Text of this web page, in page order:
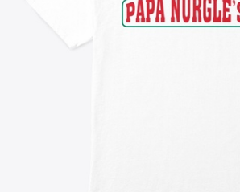
Die Cut Sticker
US$ 7,99